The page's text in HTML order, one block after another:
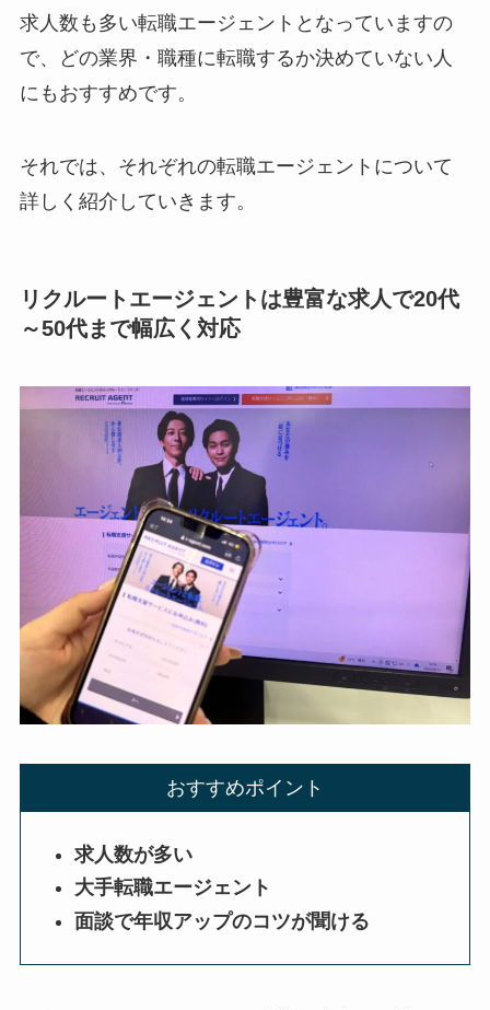
求人数も多い転職エージェントとなっていますの
で、どの業界・職種に転職するか決めていない人
にもおすすめです。
それでは、それぞれの転職エージェントについて
詳しく紹介していきます。
リクルートエージェントは豊富な求人で20代
～50代まで幅広く対応
おすすめポイント
求人数が多い
大手転職エージェント
面談で年収アップのコツが聞ける